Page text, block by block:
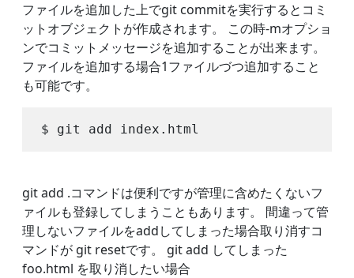
ファイルを追加した上でgit commitを実行するとコミ
ットオブジェクトが作成されます。 この時-mオプショ
ンでコミットメッセージを追加することが出来ます。
ファイルを追加する場合1ファイルづつ追加すること
も可能です。
git add .コマンドは便利ですが管理に含めたくないフ
ァイルも登録してしまうこともあります。 間違って管
理しないファイルをaddしてしまった場合取り消すコ
マンドが git resetです。 git add してしまった
foo.html を取り消したい場合